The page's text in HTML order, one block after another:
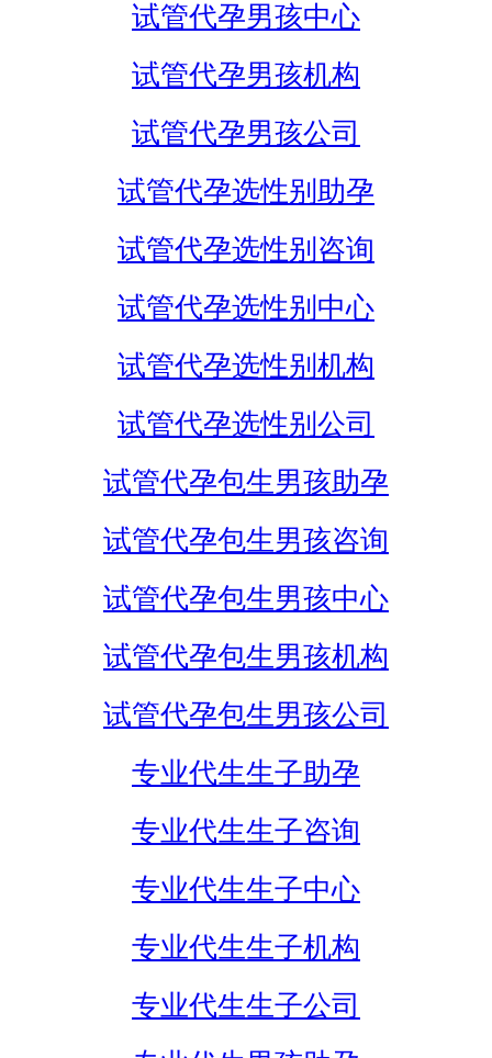
试管代孕男孩中心
试管代孕男孩机构
试管代孕男孩公司
试管代孕选性别助孕
试管代孕选性别咨询
试管代孕选性别中心
试管代孕选性别机构
试管代孕选性别公司
试管代孕包生男孩助孕
试管代孕包生男孩咨询
试管代孕包生男孩中心
试管代孕包生男孩机构
试管代孕包生男孩公司
专业代生生子助孕
专业代生生子咨询
专业代生生子中心
专业代生生子机构
专业代生生子公司